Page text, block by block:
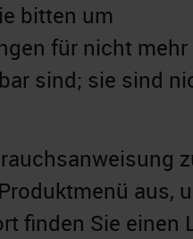
bitten um
für nicht mehr
sind; sie sind
aus,
finden Sie einen